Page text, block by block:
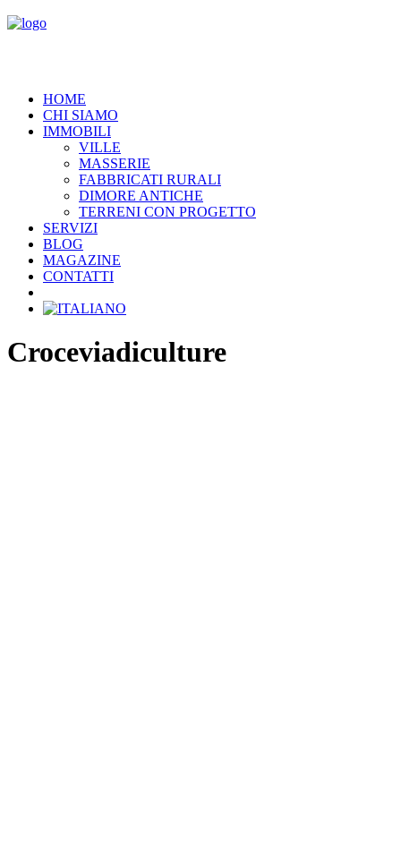
HOME
CHI SIAMO
IMMOBILI
VILLE
MASSERIE
FABBRICATI RURALI
DIMORE ANTICHE
TERRENI CON PROGETTO
SERVIZI
BLOG
MAGAZINE
CONTATTI
Croceviadiculture